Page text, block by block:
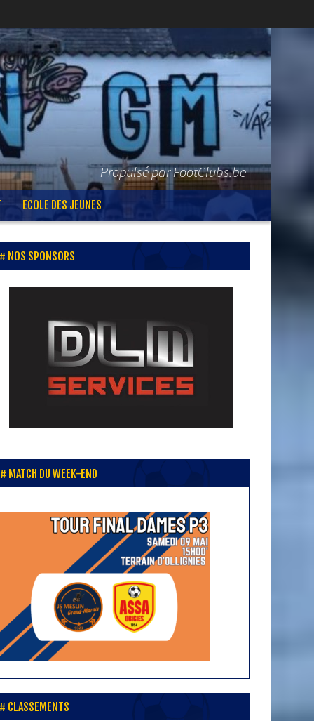
Propulsé par FootClubs.be
ECOLE DES JEUNES
NOS SPONSORS
MATCH DU WEEK-END
CLASSEMENTS